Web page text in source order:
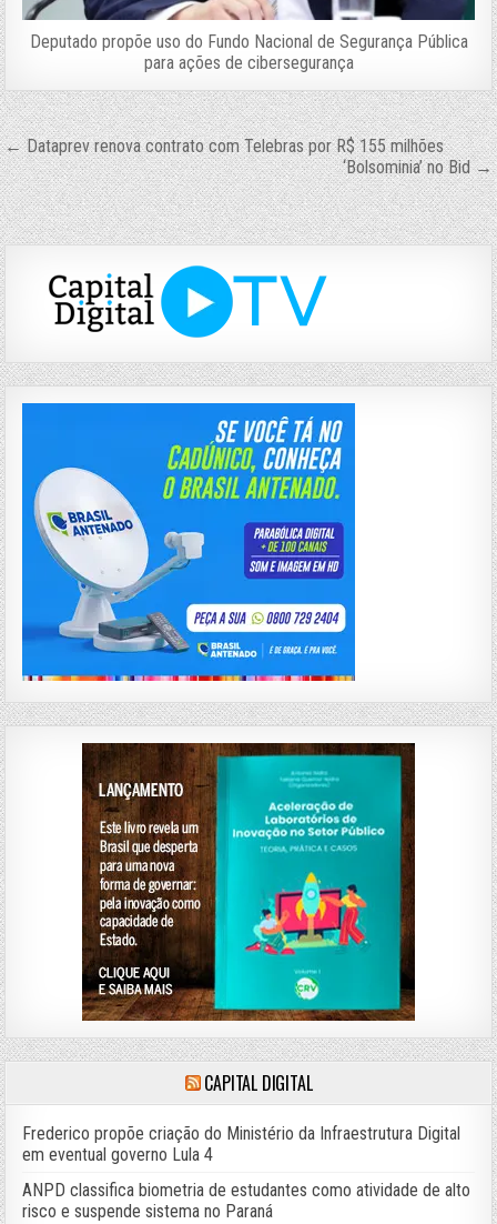
Deputado propõe uso do Fundo Nacional de Segurança Pública
para ações de cibersegurança
Navegação
de
Post
← Dataprev renova contrato com Telebras por R$ 155 milhões
‘Bolsominia’ no Bid →
CAPITAL DIGITAL
Frederico propõe criação do Ministério da Infraestrutura Digital
em eventual governo Lula 4
ANPD classifica biometria de estudantes como atividade de alto
risco e suspende sistema no Paraná